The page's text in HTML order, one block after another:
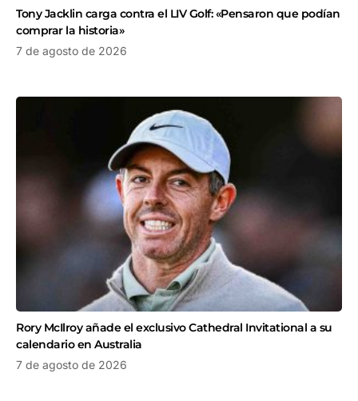
Tony Jacklin carga contra el LIV Golf: «Pensaron que podían
comprar la historia»
7 de agosto de 2026
Rory McIlroy añade el exclusivo Cathedral Invitational a su
calendario en Australia
7 de agosto de 2026